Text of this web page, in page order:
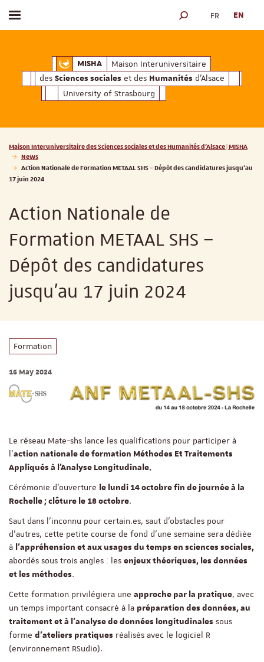
MISHAMaison Interuniversitaire des
Maison Interuniversitaire
des Sciences sociales et des Humanités d'Alsace
University of Strasbourg
Toggle menu SEARCH ENGINE
FR EN
Vous êtes ici :
Maison Interuniversitaire des Sciences sociales et des Humanités d'Alsace | MISHA
News
Action Nationale de Formation METAAL SHS – Dépôt des candidatures jusqu’au
17 juin 2024
Action Nationale de
Formation METAAL SHS –
Dépôt des candidatures
jusqu’au 17 juin 2024
Formation
16 May 2024
Le réseau Mate-shs lance les qualifications pour participer à
l’action nationale de formation Méthodes Et Traitements
Appliqués à l’Analyse Longitudinale.
Cérémonie d’ouverture le lundi 14 octobre fin de journée à la
Rochelle ; clôture le 18 octobre.
Saut dans l’inconnu pour certain.es, saut d’obstacles pour
d’autres, cette petite course de fond d’une semaine sera dédiée
à l’appréhension et aux usages du temps en sciences sociales,
abordés sous trois angles : les enjeux théoriques, les données
et les méthodes.
Cette formation privilégiera une approche par la pratique, avec
un temps important consacré à la préparation des données, au
traitement et à l’analyse de données longitudinales sous
forme d’ateliers pratiques réalisés avec le logiciel R
(environnement RSudio).